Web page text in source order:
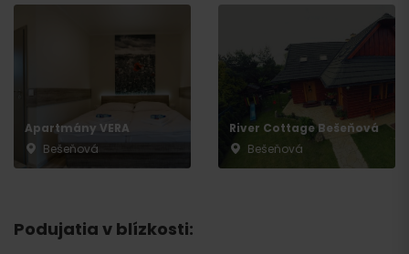
Apartmány VERA
Bešeňová
River Cottage Bešeňová
Bešeňová
Podujatia v blízkosti: